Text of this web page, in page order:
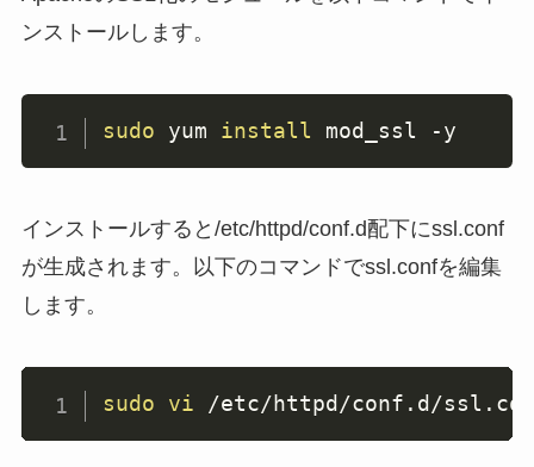
ンストールします。
sudo yum install mod_ssl -y
インストールすると/etc/httpd/conf.d配下にssl.conf
が生成されます。以下のコマンドでssl.confを編集
します。
sudo vi /etc/httpd/conf.d/